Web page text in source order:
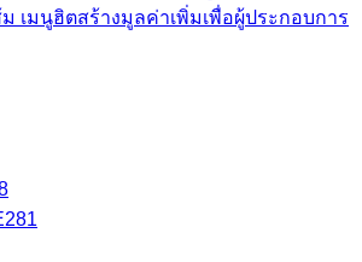
เมนูฮิตสร้างมูลค่าเพิ่มเพื่อผู้ประกอบการ
281